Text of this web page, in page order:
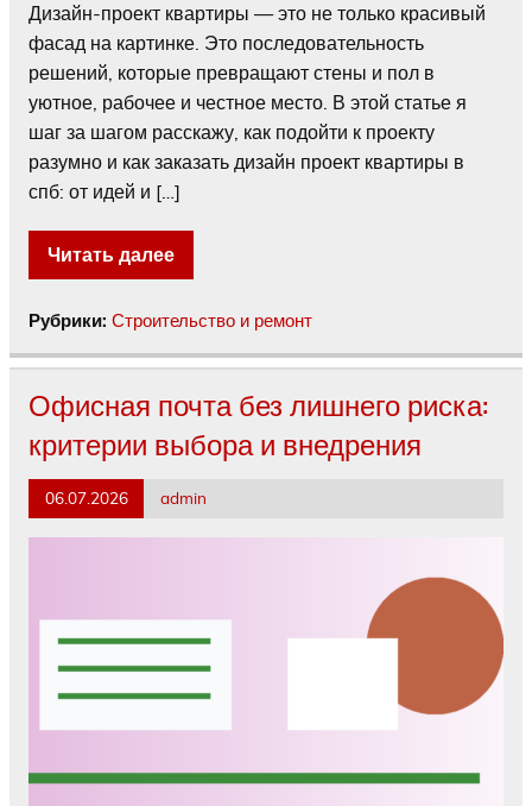
Дизайн-проект квартиры — это не только красивый
фасад на картинке. Это последовательность
решений, которые превращают стены и пол в
уютное, рабочее и честное место. В этой статье я
шаг за шагом расскажу, как подойти к проекту
разумно и как заказать дизайн проект квартиры в
спб: от идей и […]
Читать далее
Рубрики: Строительство и ремонт
Офисная почта без лишнего риска:
критерии выбора и внедрения
06.07.2026 admin